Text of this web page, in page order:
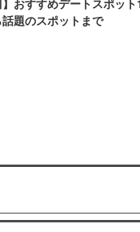
】おすすめデートスポッ
題のスポットまで